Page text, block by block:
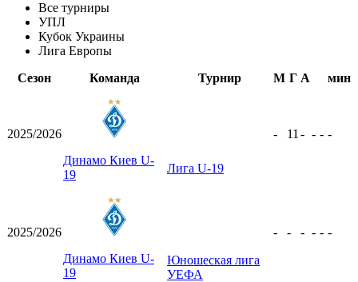
Все турниры
УПЛ
Кубок Украины
Лига Европы
Сезон
Команда Турнир М Г А мин
2025/2026
Динамо Киев U-
19
Лига U-19
- 11 - - - -
2025/2026
Динамо Киев U-
19
Юношеская лига
УЕФА
- - - - - -